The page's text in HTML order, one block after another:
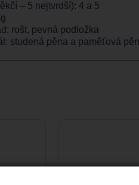
– 5 nejtvrdší): 4 a 5
rošt, pevná podložka
studená pěna a paměťová